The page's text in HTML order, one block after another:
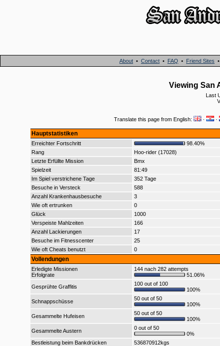
About • Contact • FAQ • Friend Sites
Viewing San
Last
Translate this page from English: · ·
Hauptstatistiken
Erreichter Fortschritt
98.40%
Rang
Hoo-rider (17028)
Letzte Erfüllte Mission
Bmx
Spielzeit
81:49
Im Spiel verstrichene Tage
352 Tage
Besuche in Versteck
588
Anzahl Krankenhausbesuche
3
Wie oft ertrunken
0
Glück
1000
Verspeiste Mahlzeiten
166
Anzahl Lackierungen
17
Besuche im Fitnesscenter
25
Wie oft Cheats benutzt
0
Vollendungen
Erledigte Missionen
Erfolgrate
144 nach 282 attempts
51.06%
Gesprühte Graffitis
100 out of 100
100%
Schnappschüsse
50 out of 50
100%
Gesammelte Hufeisen
50 out of 50
100%
Gesammelte Austern
0 out of 50
0%
Bestleistung beim Bankdrücken
536870912kgs